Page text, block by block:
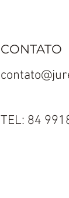
CONTATO
TEL: 84